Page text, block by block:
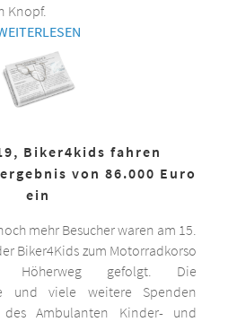
Knopf.
Biker4kids fahren
von 86.000 Euro
ein
mehr Besucher waren am 15.
Biker4Kids zum Motorradkorso
gefolgt. Die
und viele weitere Spenden
des Ambulanten Kinder- und